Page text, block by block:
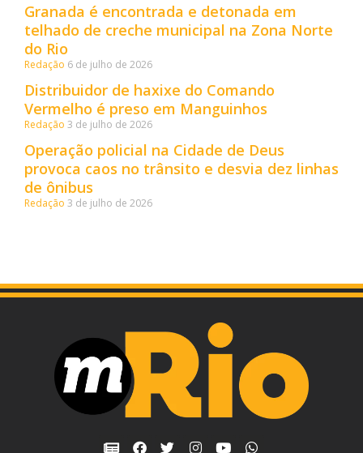
Granada é encontrada e detonada em
telhado de creche municipal na Zona Norte
do Rio
Redação 6 de julho de 2026
Distribuidor de haxixe do Comando
Vermelho é preso em Manguinhos
Redação 3 de julho de 2026
Operação policial na Cidade de Deus
provoca caos no trânsito e desvia dez linhas
de ônibus
Redação 3 de julho de 2026